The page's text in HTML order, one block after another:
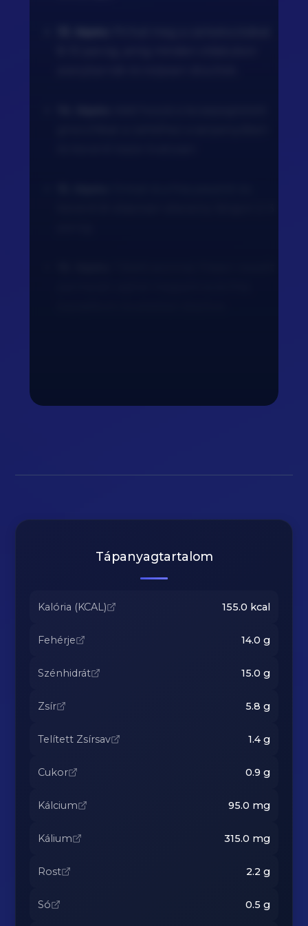
Tápanyagtartalom
Kalória (KCAL) 155.0 kcal
Fehérje 14.0 g
Szénhidrát 15.0 g
Zsír 5.8 g
Telített Zsírsav 1.4g
Cukor 0.9 g
Kálcium 95.0 mg
Kálium 315.0 mg
Rost 2.2 g
Só 0.5 g